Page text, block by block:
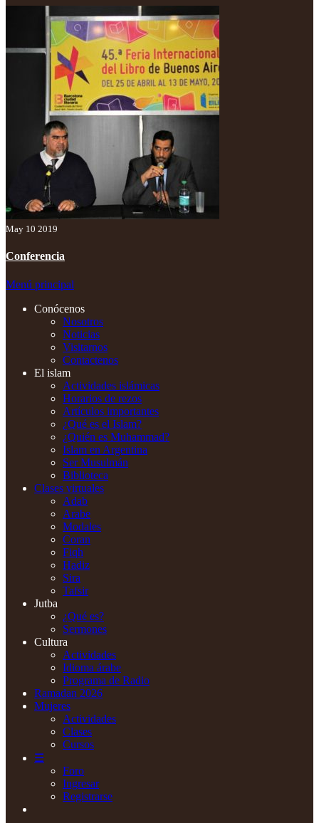
May 10 2019
Conferencia
Menú principal
Conócenos
Nosotros
Noticias
Visitarnos
Contactenos
El islam
Actividades islámicas
Horarios de rezos
Artículos importantes
¿Qué es el Islam?
¿Quién es Muhammad?
Islam en Argentina
Ser Musulmán
Biblioteca
Clases virtuales
Adab
Arabe
Modales
Coran
Fiqh
Hadiz
Sira
Tafsir
Jutba
¿Qué es?
Sermones
Cultura
Actividades
Idioma árabe
Programa de Radio
Ramadan 2026
Mujeres
Actividades
Clases
Cursos
☰
Foro
Ingresar
Registrarse